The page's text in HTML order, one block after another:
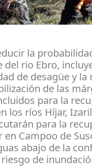
la
rio Ebro,
de desagüe y la
de las
para la
los ríos Híjar,
para la
Campoo de
abajo de la
de